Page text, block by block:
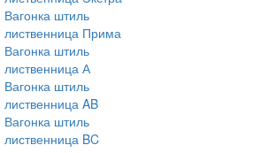
Вагонка штиль
лиственница Прима
Вагонка штиль
лиственница А
Вагонка штиль
лиственница AB
Вагонка штиль
лиственница BC